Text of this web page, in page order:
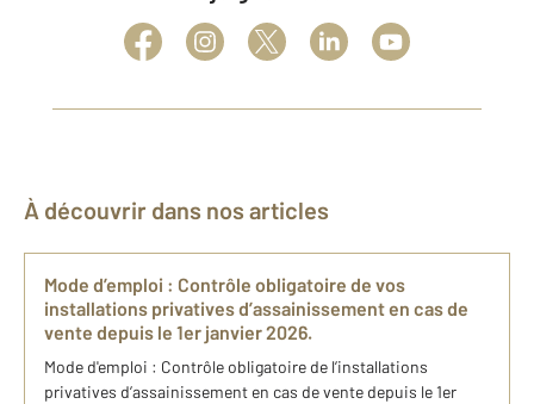
À découvrir dans nos articles
Mode d’emploi : Contrôle obligatoire de vos
installations privatives d’assainissement en cas de
vente depuis le 1er janvier 2026.
Mode d'emploi : Contrôle obligatoire de l’installations
privatives d’assainissement en cas de vente depuis le 1er